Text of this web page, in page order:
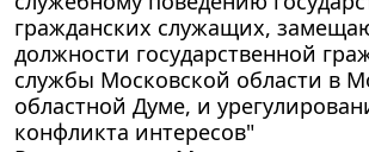
гражданских служащих,
должности государственной
службы Московской области в
областной Думе, и
конфликта интересов"